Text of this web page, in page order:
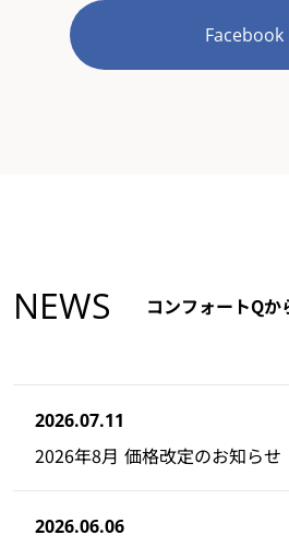
Facebook
NEWS コンフォートQか
2026.07.11
2026年8月 価格改定のお知らせ
2026.06.06